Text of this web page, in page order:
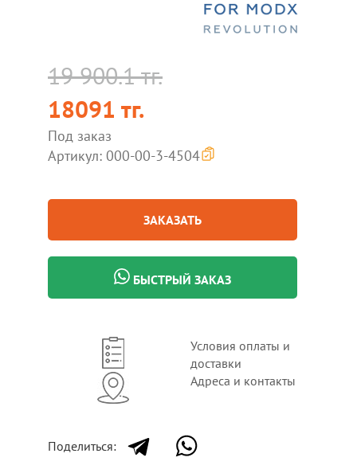
19 900.1 тг.
18091 тг.
Под заказ
Артикул: 000-00-3-4504
ЗАКАЗАТЬ
БЫСТРЫЙ ЗАКАЗ
Условия оплаты и
доставки
Адреса и контакты
Поделиться: